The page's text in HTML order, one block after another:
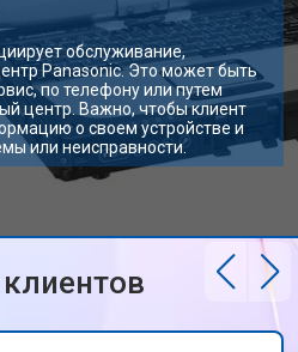
от 2600 ₽ Заказать
от 1100 ₽ Заказать
от 1500 ₽ Заказать
от 3500 ₽
обслуживание,
Panasonic. Это может быть
по телефону или путем
центр. Важно, чтобы клиент
о своем устройстве и
или неисправности.